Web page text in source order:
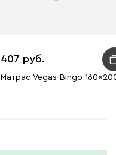
407
Матрас Vegas-Bingo